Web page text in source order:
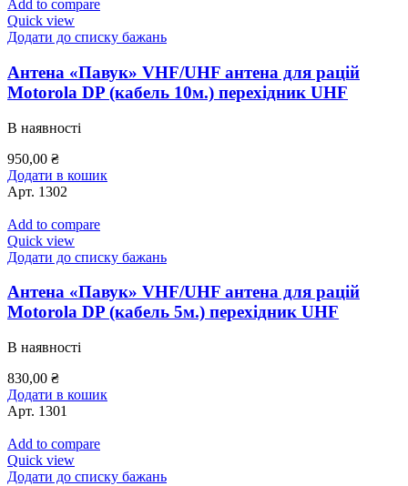
Add to compare
Quick view
Додати до списку бажань
Антена «Павук» VHF/UHF антена для рацій
Motorola DP (кабель 10м.) перехідник UHF
В наявності
950,00 ₴
Додати в кошик
Арт. 1302
Add to compare
Quick view
Додати до списку бажань
Антена «Павук» VHF/UHF антена для рацій
Motorola DP (кабель 5м.) перехідник UHF
В наявності
830,00 ₴
Додати в кошик
Арт. 1301
Add to compare
Quick view
Додати до списку бажань